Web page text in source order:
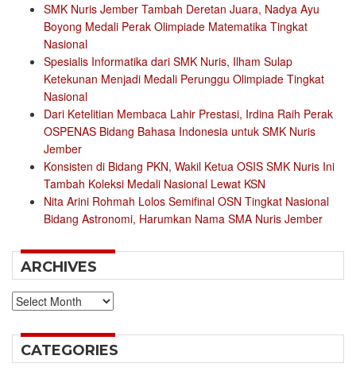
SMK Nuris Jember Tambah Deretan Juara, Nadya Ayu
Boyong Medali Perak Olimpiade Matematika Tingkat
Nasional
Spesialis Informatika dari SMK Nuris, Ilham Sulap
Ketekunan Menjadi Medali Perunggu Olimpiade Tingkat
Nasional
Dari Ketelitian Membaca Lahir Prestasi, Irdina Raih Perak
OSPENAS Bidang Bahasa Indonesia untuk SMK Nuris
Jember
Konsisten di Bidang PKN, Wakil Ketua OSIS SMK Nuris Ini
Tambah Koleksi Medali Nasional Lewat KSN
Nita Arini Rohmah Lolos Semifinal OSN Tingkat Nasional
Bidang Astronomi, Harumkan Nama SMA Nuris Jember
ARCHIVES
Archives
CATEGORIES